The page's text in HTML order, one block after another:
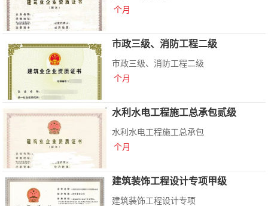
个月
市政三级、消防工程二级
市政三级、消防工程二级
个月
水利水电工程施工总承包贰级
水利水电工程施工总承包
个月
建筑装饰工程设计专项甲级
建筑装饰工程设计专项